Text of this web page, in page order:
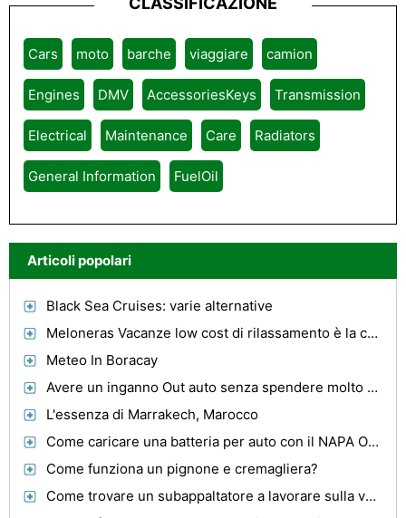
Cars moto barche viaggiare camion
Engines DMV AccessoriesKeys Transmission
Electrical Maintenance Care Radiators
General Information FuelOil
Articoli popolari
Black Sea Cruises: varie alternative
Meloneras Vacanze low cost di rilassamento è la chiave legale ...
Meteo In Boracay
Avere un inganno Out auto senza spendere molto sulla Cheap Rims
L'essenza di Marrakech, Marocco
Come caricare una batteria per auto con il NAPA Outdoorsman
Come funziona un pignone e cremagliera?
Come trovare un subappaltatore a lavorare sulla vostra auto Antique